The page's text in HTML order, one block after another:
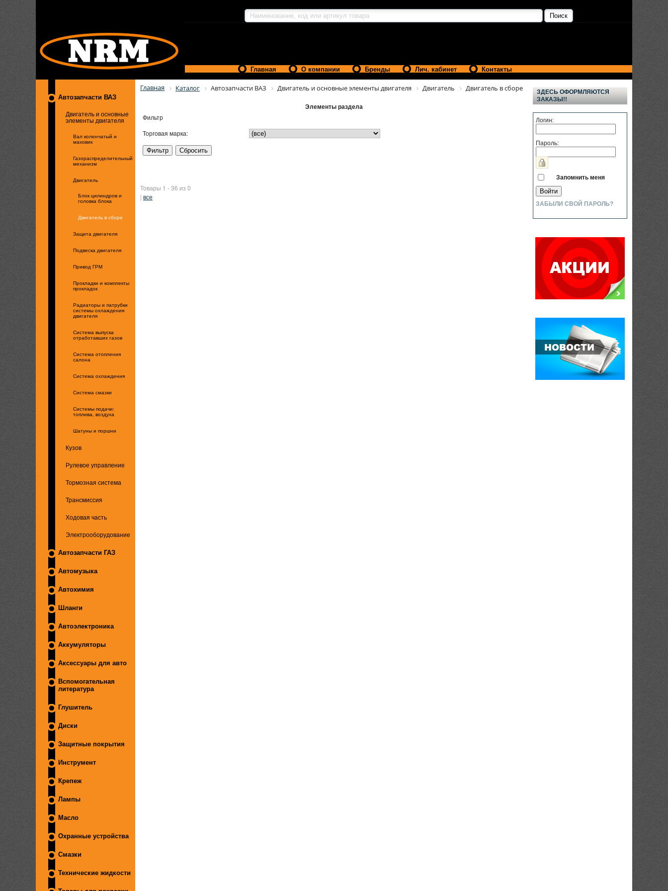
Главная О компании Бренды Лич. кабинет Контакты
Автозапчасти ВАЗ
Двигатель и основные
элементы двигателя
Вал коленчатый и
маховик
Газораспределительный
механизм
Двигатель
Блок цилиндров и
головка блока
Двигатель в сборе
Защита двигателя
Подвеска двигателя
Привод ГРМ
Прокладки и комплекты
прокладок
Радиаторы и патрубки
системы охлаждения
двигателя
Система выпуска
отработавших газов
Система отопления
салона
Система охлаждения
Система смазки
Системы подачи:
топлива, воздуха
Шатуны и поршни
Кузов
Рулевое управление
Тормозная система
Трансмиссия
Ходовая часть
Электрооборудование
Автозапчасти ГАЗ
Автомузыка
Автохимия
Шланги
Автоэлектроника
Аккумуляторы
Аксессуары для авто
Вспомогательная
литература
Глушитель
Диски
Защитные покрытия
Инструмент
Крепеж
Лампы
Масло
Охранные устройства
Смазки
Технические жидкости
Главная Каталог Автозапчасти ВАЗ Двигатель и основные элементы двигателя Двигатель Двигатель в сборе
Элементы раздела
Фильтр
Торговая марка:
Товары 1 - 36 из 0
| все
ЗДЕСЬ ОФОРМЛЯЮТСЯ
ЗАКАЗЫ!!
Логин:
Пароль:
Запомнить меня
ЗАБЫЛИ СВОЙ ПАРОЛЬ?